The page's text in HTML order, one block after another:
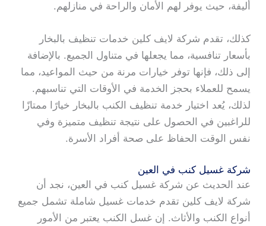
أليفة، حيث يوفر لهم الأمان والراحة في منازلهم.
كذلك، تقدم شركة لايف كلين خدمات تنظيف بالبخار
بأسعار تنافسية، مما يجعلها في متناول الجميع. بالإضافة
إلى ذلك، فإنها توفر خيارات مرنة من حيث المواعيد، مما
يسمح للعملاء بحجز الخدمة في الأوقات التي تناسبهم.
لذلك، يُعد اختيار خدمة تنظيف الكنب بالبخار خيارًا ممتازًا
للراغبين في الحصول على نتيجة تنظيف متميزة وفي
نفس الوقت الحفاظ على صحة أفراد الأسرة.
شركة غسيل كنب في العين
عند الحديث عن شركة غسيل كنب في العين، نجد أن
شركة لايف كلين تقدم خدمات غسيل شاملة تشمل جميع
أنواع الكنب والأثاث. إن غسل الكنب يعتبر من الأمور